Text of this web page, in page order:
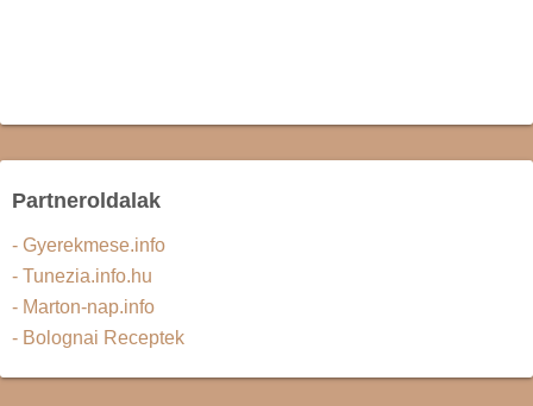
Partneroldalak
- Gyerekmese.info
- Tunezia.info.hu
- Marton-nap.info
- Bolognai Receptek